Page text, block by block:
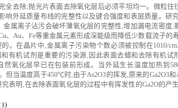
全去除;抛光片表面去除氧化层后必须平坦均一。微粒往
响外延质量布线的完整性以及键合强度和表层质量。研
金属离子沾污会破坏薄氧化层的完整性,增加漏电流密度,
、Au、Fe等重金属元素形成深能级而降低少数载流子的
。在晶片中,金属离子污染物个数必须被控制在1010/
有机试剂是重要的污染源,因此表面去蜡和去除有机试
然氧化层早已在包装前形成。当外延生长温度加热到
但当温度高于450℃时,由于As2O3的挥发,原来的Ga2O3和
表明,在去除表面氧化层的过程中有挥发性的Ga2O的产